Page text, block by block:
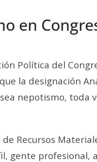
en
Política del
la designación
nepotismo, toda
Recursos
gente profesional,